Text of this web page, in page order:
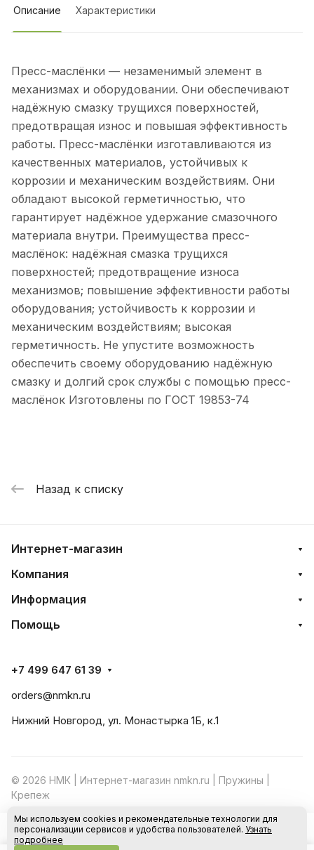
В корзину
Описание Характеристики
Пресс-маслёнки — незаменимый элемент в
механизмах и оборудовании. Они обеспечивают
надёжную смазку трущихся поверхностей,
предотвращая износ и повышая эффективность
работы. Пресс-маслёнки изготавливаются из
качественных материалов, устойчивых к
коррозии и механическим воздействиям. Они
обладают высокой герметичностью, что
гарантирует надёжное удержание смазочного
материала внутри. Преимущества пресс-
маслёнок: надёжная смазка трущихся
поверхностей; предотвращение износа
механизмов; повышение эффективности работы
оборудования; устойчивость к коррозии и
механическим воздействиям; высокая
герметичность. Не упустите возможность
обеспечить своему оборудованию надёжную
смазку и долгий срок службы с помощью пресс-
маслёнок Изготовлены по ГОСТ 19853-74
Назад к списку
Интернет-магазин
Компания
Информация
Помощь
+7 499 647 61 39
orders@nmkn.ru
Нижний Новгород, ул. Монастырка 1Б, к.1
© 2026 НМК | Интернет-магазин nmkn.ru | Пружины |
Крепеж
Конфиденциальность Оферта
Мы используем cookies и рекомендательные технологии для
персонализации сервисов и удобства пользователей. Узнать
подробнее